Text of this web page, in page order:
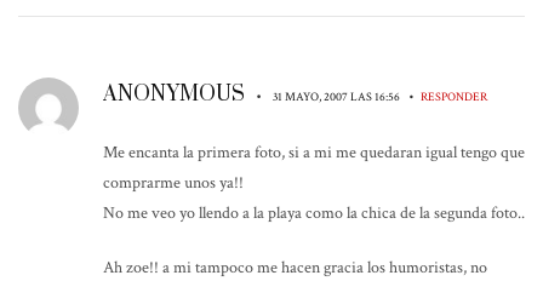
ANONYMOUS • 31 MAYO, 2007 LAS 16:56 • RESPONDER
Me encanta la primera foto, si a mi me quedaran igual tengo que
comprarme unos ya!!
No me veo yo llendo a la playa como la chica de la segunda foto..
Ah zoe!! a mi tampoco me hacen gracia los humoristas, no